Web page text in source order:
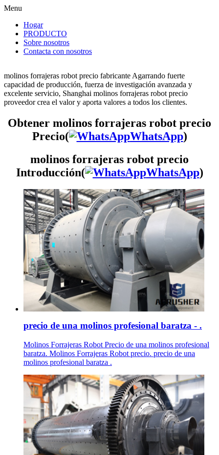
Menu
Hogar
PRODUCTO
Sobre nosotros
Contacta con nosotros
molinos forrajeras robot precio fabricante Agarrando fuerte
capacidad de producción, fuerza de investigación avanzada y
excelente servicio, Shanghai molinos forrajeras robot precio
proveedor crea el valor y aporta valores a todos los clientes.
Obtener molinos forrajeras robot precio
Precio(
WhatsApp)
molinos forrajeras robot precio
Introducción(
WhatsApp)
precio de una molinos profesional baratza - .
Molinos Forrajeras Robot Precio de una molinos profesional
baratza. Molinos Forrajeras Robot precio. precio de una
molinos profesional baratza .